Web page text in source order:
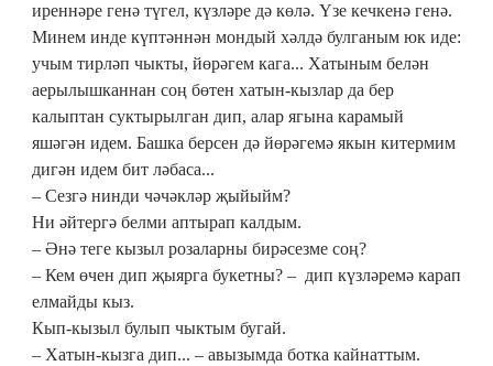
иреннәре генә түгел, күзләре дә көлә. Үзе кечкенә генә.
Минем инде күптәннән мондый хәлдә булганым юк иде:
учым тирләп чыкты, йөрәгем кага... Хатыным белән
аерылышканнан соң бөтен хатын-кызлар да бер
калыптан суктырылган дип, алар ягына карамый
яшәгән идем. Башка берсен дә йөрәгемә якын китермим
дигән идем бит ләбаса...
– Сезгә нинди чәчәкләр җыйыйм?
Ни әйтергә белми аптырап калдым.
– Әнә теге кызыл розаларны бирәсезме соң?
– Кем өчен дип җыярга букетны? – дип күзләремә карап
елмайды кыз.
Кып-кызыл булып чыктым бугай.
– Хатын-кызга дип... – авызымда ботка кайнаттым.